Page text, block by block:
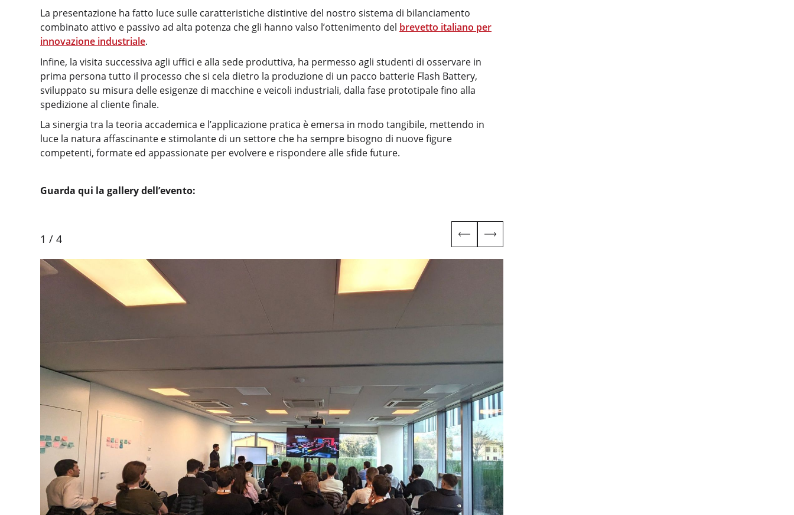
La presentazione ha fatto luce sulle caratteristiche distintive del nostro sistema di bilanciamento
combinato attivo e passivo ad alta potenza che gli hanno valso l’ottenimento del brevetto italiano per
innovazione industriale.
Infine, la visita successiva agli uffici e alla sede produttiva, ha permesso agli studenti di osservare in
prima persona tutto il processo che si cela dietro la produzione di un pacco batterie Flash Battery,
sviluppato su misura delle esigenze di macchine e veicoli industriali, dalla fase prototipale fino alla
spedizione al cliente finale.
La sinergia tra la teoria accademica e l’applicazione pratica è emersa in modo tangibile, mettendo in
luce la natura affascinante e stimolante di un settore che ha sempre bisogno di nuove figure
competenti, formate ed appassionate per evolvere e rispondere alle sfide future.
Guarda qui la gallery dell’evento:
1 / 4